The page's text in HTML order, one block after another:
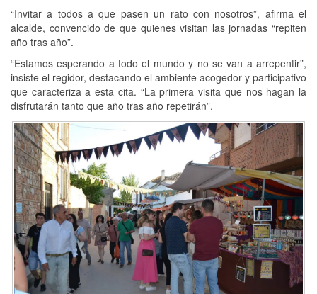
“Invitar a todos a que pasen un rato con nosotros”, afirma el
alcalde, convencido de que quienes visitan las jornadas “repiten
año tras año”.
“Estamos esperando a todo el mundo y no se van a arrepentir”,
insiste el regidor, destacando el ambiente acogedor y participativo
que caracteriza a esta cita. “La primera visita que nos hagan la
disfrutarán tanto que año tras año repetirán”.